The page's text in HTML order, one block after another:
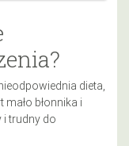
dieta,
błonnika i
i trudny do